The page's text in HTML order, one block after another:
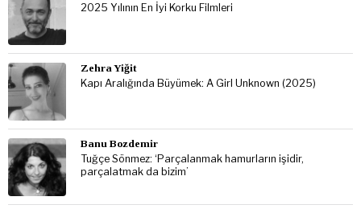
2025 Yılının En İyi Korku Filmleri
Zehra Yiğit
Kapı Aralığında Büyümek: A Girl Unknown (2025)
Banu Bozdemir
Tuğçe Sönmez: ‘Parçalanmak hamurların işidir,
parçalatmak da bizim’